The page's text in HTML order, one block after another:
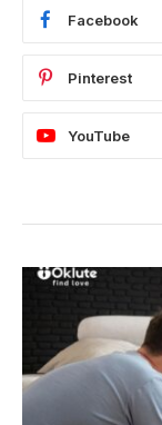
Facebook
Pinterest
YouTube